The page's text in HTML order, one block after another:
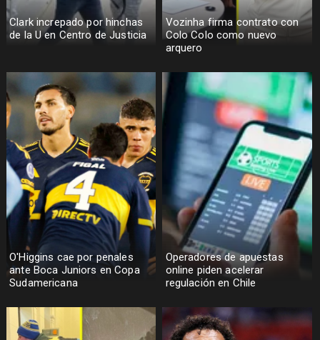
Clark increpado por hinchas
de la U en Centro de Justicia
Vozinha firma contrato con
Colo Colo como nuevo
arquero
O'Higgins cae por penales
ante Boca Juniors en Copa
Sudamericana
Operadores de apuestas
online piden acelerar
regulación en Chile